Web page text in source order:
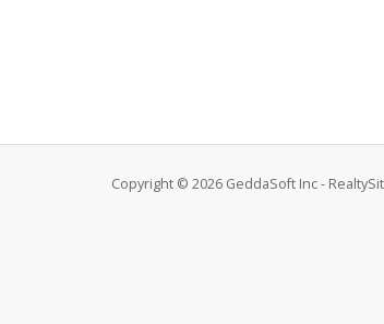
Copyright © 2026 GeddaSoft Inc -